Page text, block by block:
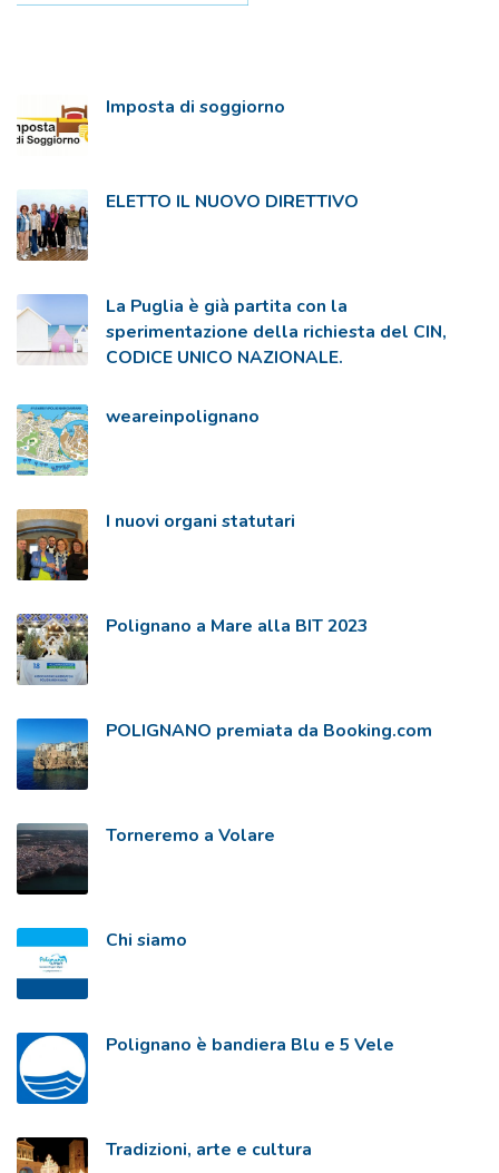
Imposta di soggiorno
ELETTO IL NUOVO DIRETTIVO
La Puglia è già partita con la
sperimentazione della richiesta del CIN,
CODICE UNICO NAZIONALE.
weareinpolignano
I nuovi organi statutari
Polignano a Mare alla BIT 2023
POLIGNANO premiata da Booking.com
Torneremo a Volare
Chi siamo
Polignano è bandiera Blu e 5 Vele
Tradizioni, arte e cultura